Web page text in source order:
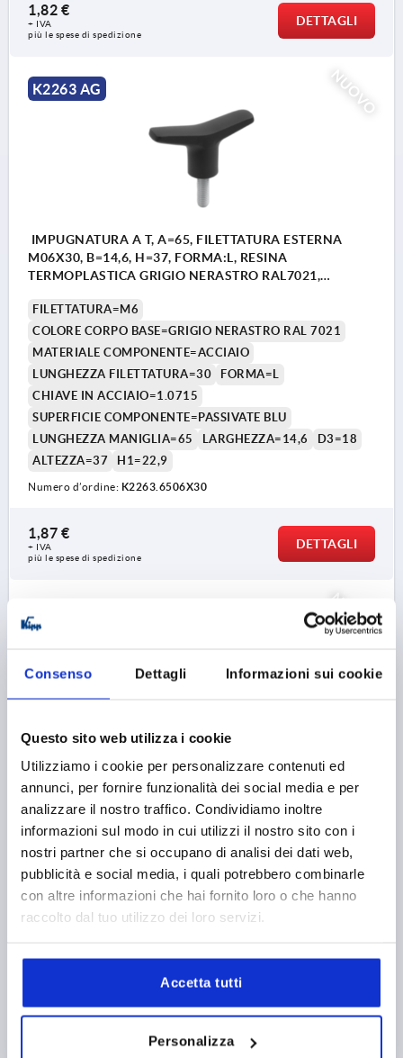
Consenso Dettagli Informazioni sui cookie
Questo sito web utilizza i cookie
Utilizziamo i cookie per personalizzare contenuti ed
annunci, per fornire funzionalità dei social media e per
analizzare il nostro traffico. Condividiamo inoltre
informazioni sul modo in cui utilizzi il nostro sito con i
nostri partner che si occupano di analisi dei dati web,
pubblicità e social media, i quali potrebbero combinarle
con altre informazioni che hai fornito loro o che hanno
raccolto dal tuo utilizzo dei loro servizi.
Accetta tutti
Personalizza
1,82 €
+ IVA
più le spese di spedizione
DETTAGLI
NUOVO
K2263 AG
IMPUGNATURA A T, A=65, FILETTATURA ESTERNA
M06X30, B=14,6, H=37, FORMA:L, RESINA
TERMOPLASTICA GRIGIO NERASTRO RAL7021,
FILETTATURA=M6
COLORE CORPO BASE=GRIGIO NERASTRO RAL 7021
MATERIALE COMPONENTE=ACCIAIO
LUNGHEZZA FILETTATURA=30
FORMA=L
CHIAVE IN ACCIAIO=1.0715
SUPERFICIE COMPONENTE=PASSIVATE BLU
LUNGHEZZA MANIGLIA=65
LARGHEZZA=14,6
D3=18
ALTEZZA=37
H1=22,9
Numero d’ordine: K2263.6506X30
1,87 €
+ IVA
più le spese di spedizione
DETTAGLI
NUOVO
K2263 AG
IMPUGNATURA A T, A=65, FILETTATURA ESTERNA
M06X40, B=14,6, H=37, FORMA:L, RESINA
TERMOPLASTICA GRIGIO NERASTRO RAL7021,
COMP:ACCIAIO
FILETTATURA=M6
COLORE CORPO BASE=GRIGIO NERASTRO RAL 7021
MATERIALE COMPONENTE=ACCIAIO
LUNGHEZZA FILETTATURA=40
FORMA=L
CHIAVE IN ACCIAIO=1.0715
LUNGHEZZA MANIGLIA=65
LARGHEZZA=14,6
D3=18
H1=22,9
Numero d’ordine:K2263.6506X40